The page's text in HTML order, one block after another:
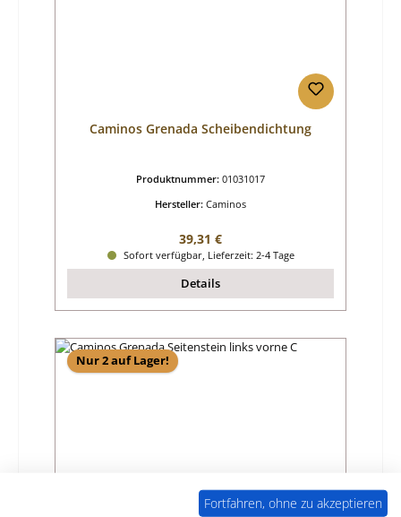
Caminos Grenada Scheibendichtung
Produktnummer: 01031017
Hersteller: Caminos
Regulärer Preis:
39,31 €
Sofort verfügbar, Lieferzeit: 2-4 Tage
Details
Nur 2 auf Lager!
Fortfahren, ohne zu akzeptieren